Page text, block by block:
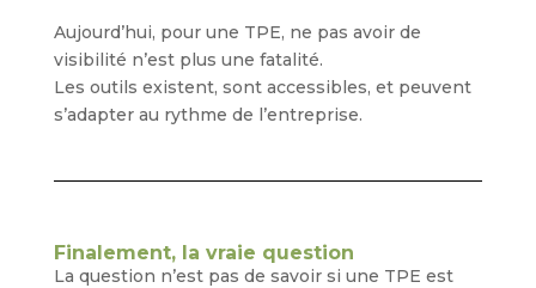
Aujourd’hui, pour une TPE, ne pas avoir de
visibilité n’est plus une fatalité.
Les outils existent, sont accessibles, et peuvent
s’adapter au rythme de l’entreprise.
Finalement, la vraie question
La question n’est pas de savoir si une TPE est